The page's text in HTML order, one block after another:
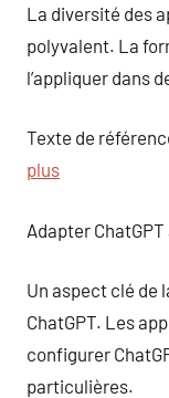
La diversité des
polyvalent. La
l’appliquer dans
Texte de
plus
Adapter
Un aspect clé de
ChatGPT. Les
configurer
particulières.